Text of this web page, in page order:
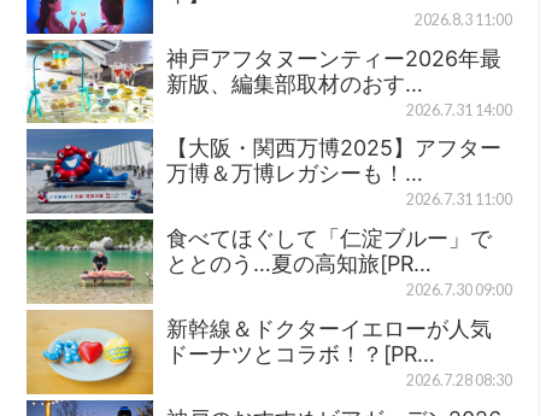
2026.8.3 11:00
神戸アフタヌーンティー2026年最
新版、編集部取材のおす…
2026.7.31 14:00
【大阪・関西万博2025】アフター
万博＆万博レガシーも！…
2026.7.31 11:00
食べてほぐして「仁淀ブルー」で
ととのう…夏の高知旅[PR…
2026.7.30 09:00
新幹線＆ドクターイエローが人気
ドーナツとコラボ！？[PR…
2026.7.28 08:30